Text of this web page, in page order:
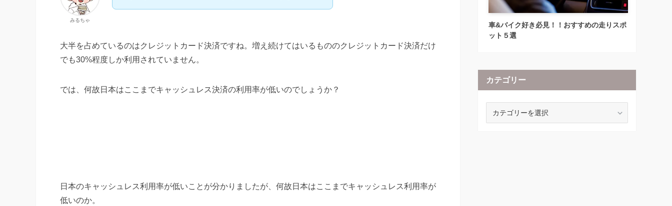
みるちゃ
大半を占めているのはクレジットカード決済ですね。増え続けてはいるもののクレジットカード決済だけ
でも30%程度しか利用されていません。
では、何故日本はここまでキャッシュレス決済の利用率が低いのでしょうか？
日本のキャッシュレス利用率が低いことが分かりましたが、何故日本はここまでキャッシュレス利用率が
低いのか。
車&バイク好き必見！！おすすめの走りスポ
ット５選
カテゴリー